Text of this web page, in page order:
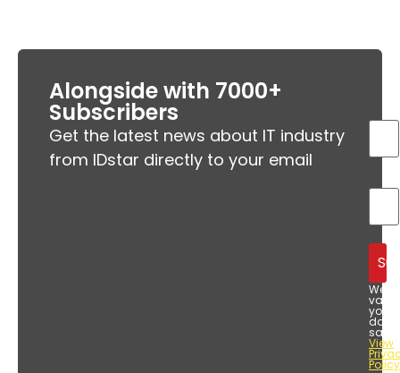
Alongside with 7000+
Subscribers
Get the latest news about IT industry
from IDstar directly to your email
We
value
your
data
View
Policy